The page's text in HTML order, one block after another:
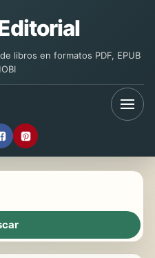
libros en formatos PDF, EPUB